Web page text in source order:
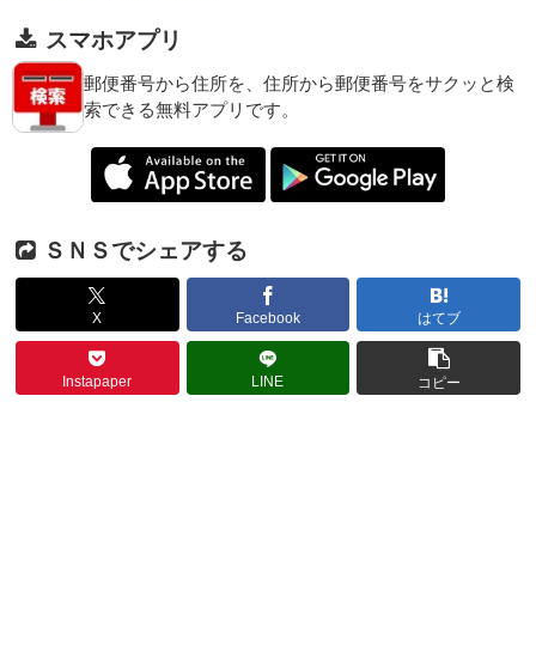
スマホアプリ
郵便番号から住所を、住所から郵便番号をサクッと検
索できる無料アプリです。
ＳＮＳでシェアする
X Facebook はてブ
Instapaper LINE コピー